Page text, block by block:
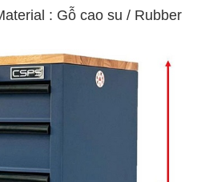
: Gỗ cao su / Rubber